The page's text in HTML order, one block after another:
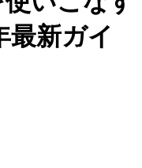
最新ガイ